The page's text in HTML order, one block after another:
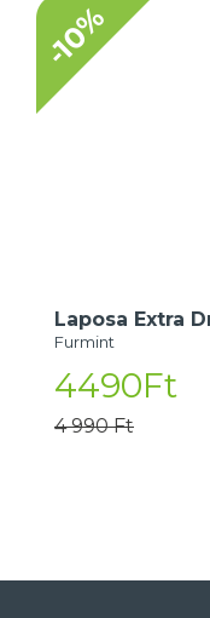
-10%
Laposa Extra
Furmint
4490Ft
4 990 Ft